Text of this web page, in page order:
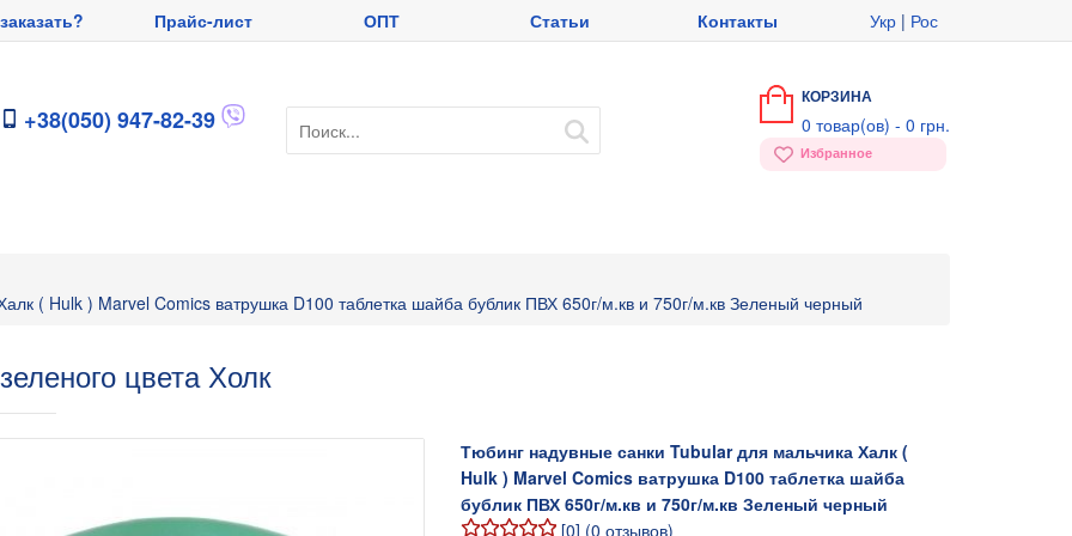
Прайс-лист ОПТ Статьи Контакты Укр | Рос
+38(050) 947-82-39
КОРЗИНА
0 товар(ов) - 0 грн.
Избранное
( Hulk ) Marvel Comics ватрушка D100 таблетка шайба бублик ПВХ 650г/м.кв и 750г/м.кв Зеленый черный
цвета Холк
Тюбинг надувные санки Tubular для мальчика Халк (
Hulk ) Marvel Comics ватрушка D100 таблетка шайба
бублик ПВХ 650г/м.кв и 750г/м.кв Зеленый черный
[0] (0 отзывов)